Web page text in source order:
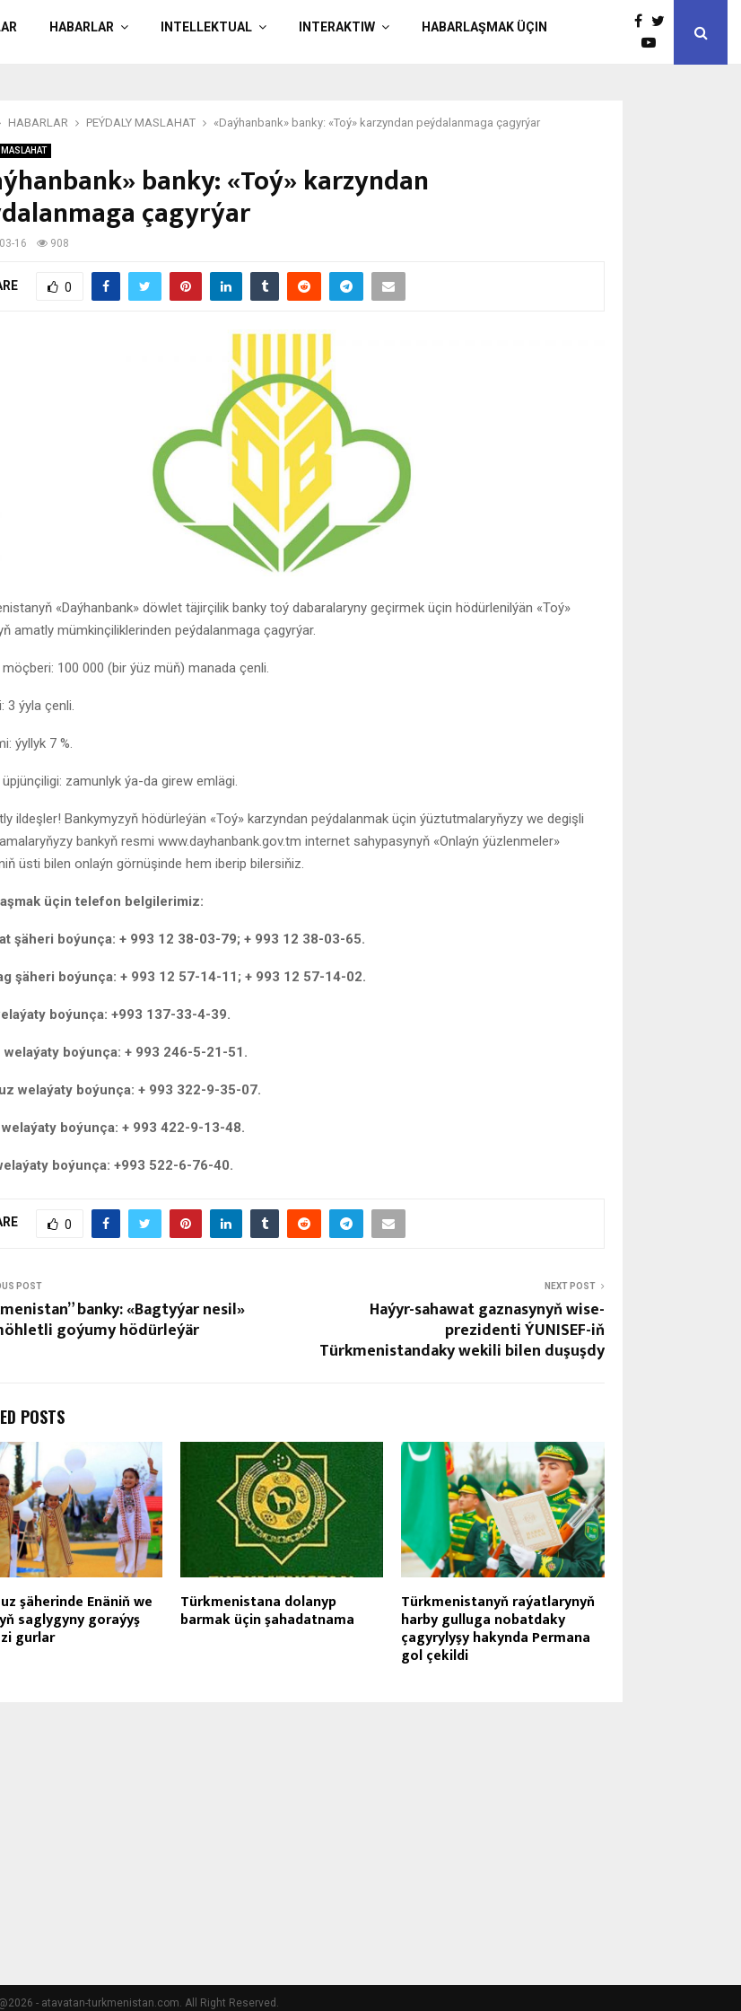
HABARLAR INTELLEKTUAL INTERAKTIW HABARLAŞMAK ÜÇIN
HABARLAR PEÝDALY MASLAHAT «Daýhanbank» banky: «Toý» karzyndan peýdalanmaga çagyrýar
MASLAHAT
banky: «Toý» karzyndan
çagyrýar
16 908
0
«Daýhanbank» döwlet täjirçilik banky toý dabaralaryny geçirmek üçin hödürlenilýän «Toý»
amatly mümkinçiliklerinden peýdalanmaga çagyrýar.
100 000 (bir ýüz müň) manada çenli.
3 ýyla çenli.
ýyllyk 7 %.
zamunlyk ýa-da girew emlägi.
ildeşler! Bankymyzyň hödürleýän «Toý» karzyndan peýdalanmak üçin ýüztutmalaryňyzy we degişli
bankyň resmi www.dayhanbank.gov.tm internet sahypasynyň «Onlaýn ýüzlenmeler»
üsti bilen onlaýn görnüşinde hem iberip bilersiňiz.
üçin telefon belgilerimiz:
şäheri boýunça: + 993 12 38-03-79; + 993 12 38-03-65.
şäheri boýunça: + 993 12 57-14-11; + 993 12 57-14-02.
boýunça: +993 137-33-4-39.
welaýaty boýunça: + 993 246-5-21-51.
welaýaty boýunça: + 993 322-9-35-07.
boýunça: + 993 422-9-13-48.
boýunça: +993 522-6-76-40.
0
POST
banky: «Bagtyýar nesil»
goýumy hödürleýär
NEXT POST
Haýyr-sahawat gaznasynyň wise-
prezidenti ÝUNISEF-iň
Türkmenistandaky wekili bilen duşuşdy
POSTS
şäherinde Enäniň we
saglygyny goraýyş
gurlar
Türkmenistana dolanyp
barmak üçin şahadatnama
Türkmenistanyň raýatlarynyň
harby gulluga nobatdaky
çagyrylyşy hakynda Permana
gol çekildi
- atavatan-turkmenistan.com. All Right Reserved.